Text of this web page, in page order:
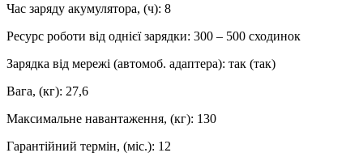
Час заряду акумулятора, (ч): 8
Ресурс роботи від однієї зарядки: 300 – 500 сходинок
Зарядка від мережі (автомоб. адаптера): так (так)
Вага, (кг): 27,6
Максимальне навантаження, (кг): 130
Гарантійний термін, (міс.): 12